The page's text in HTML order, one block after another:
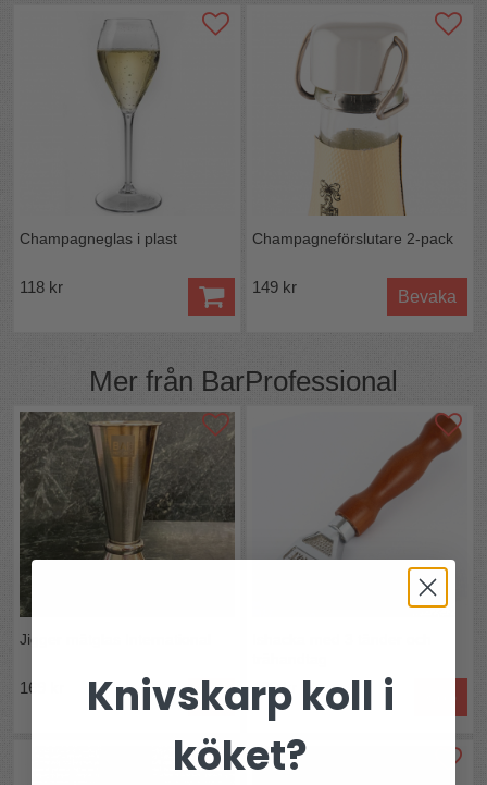
32 cm
25 cm
25 cm
Guld / mässing
: Gjuten i aluminium
Champagneglas i plast
118 kr
Champagneförslutare 2-pack
149 kr
Bevaka
Mer från BarProfessional
Jigger mätglas International
169 kr 499 kr
Knivskarp koll i
köket?